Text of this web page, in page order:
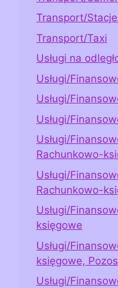
Transport/
Transport/Taxi
Usługi na
Usługi/
Usługi/
Usługi/
Usługi/
Rachunkowo-
Usługi/
Rachunkowo-
Usługi/
księgowe
Usługi/
księgowe,
Usługi/